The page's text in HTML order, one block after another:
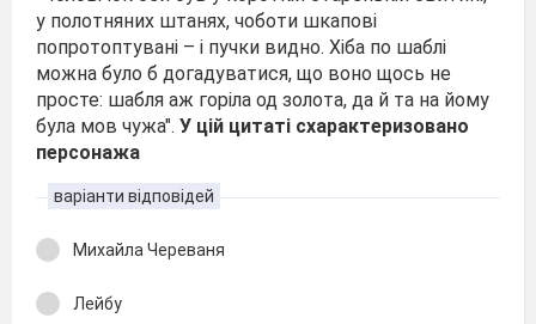
у полотняних штанях, чоботи шкаповi
попротоптуванi – i пучки видно. Хiба по шаблi
можна було б догадуватися, що воно щось не
просте: шабля аж горiла од золота, да й та на йому
була мов чужа". У цій цитаті схарактеризовано
персонажа
варіанти відповідей
Михайла Череваня
Лейбу